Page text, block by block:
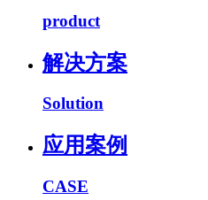
product
解决方案
Solution
应用案例
CASE